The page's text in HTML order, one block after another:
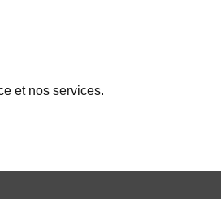
et nos services.